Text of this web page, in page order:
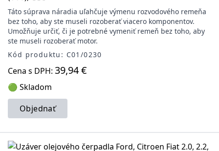
Táto súprava náradia uľahčuje výmenu rozvodového remeňa
bez toho, aby ste museli rozoberať viacero komponentov.
Umožňuje určiť, či je potrebné vymeniť remeň bez toho, aby
ste museli rozoberať motor.
Kód produktu: C01/0230
Cena s DPH: 39,94 €
🟢 Skladom
Objednať